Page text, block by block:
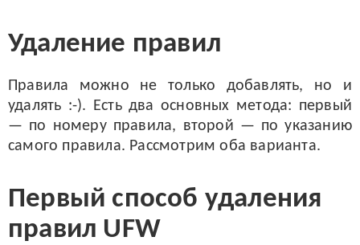
Удаление правил
Правила можно не только добавлять, но и
удалять :-). Есть два основных метода: первый
— по номеру правила, второй — по указанию
самого правила. Рассмотрим оба варианта.
Первый способ удаления
правил UFW